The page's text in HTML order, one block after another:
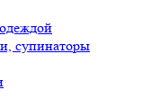
супинаторы